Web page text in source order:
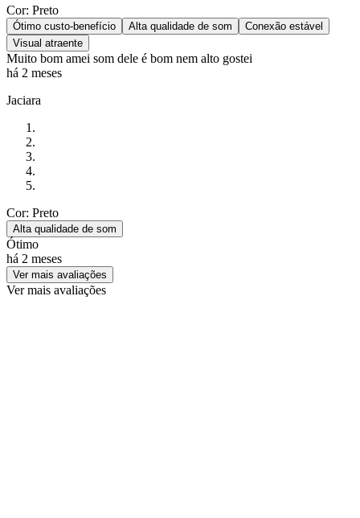
Cor: Preto
Ótimo custo-benefício Alta qualidade de som
Conexão estável
Visual atraente
Muito bom amei som dele é bom nem alto gostei
há 2 meses
Jaciara
Cor: Preto
Alta qualidade de som
Ótimo
há 2 meses
Ver mais avaliações
Ver mais avaliações